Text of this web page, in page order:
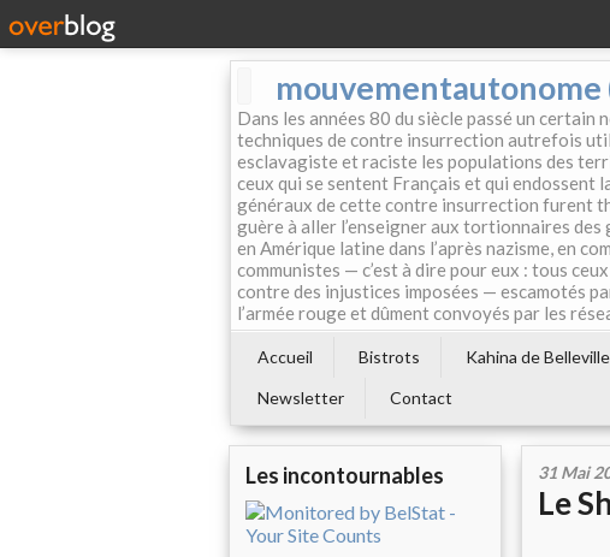
Dans les années 80 du siècle passé un
techniques de contre insurrection autrefois
esclavagiste et raciste les populations des
ceux qui se sentent Français et qui endossent
généraux de cette contre insurrection furent
guère à aller l’enseigner aux tortionnaires
en Amérique latine dans l’après nazisme, en
communistes — c’est à dire pour eux : tous
contre des injustices imposées — escamotés
l’armée rouge et dûment convoyés par les
Accueil Bistrots Kahina de Belleville
Newsletter
Contact
Les incontournables 31 Mai
Le